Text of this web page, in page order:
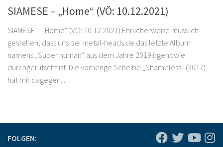
SIAMESE – „Home“ (VÖ: 10.12.2021)
SIAMESE – „Home“ (VÖ: 10.12.2021) Ehrlicherweise muss ich
gestehen, dass uns bei metal-heads.de das letzte Album
namens „Super human“ aus dem Jahre 2019 irgendwie
durchgerutscht ist. Die vorherige Scheibe „Shameless“ (2017)
hat mir dagegen...
FOLGEN: